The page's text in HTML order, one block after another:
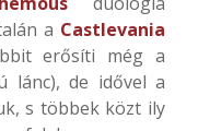
a Castlevania
erősíti még a
lánc), de idővel a
s többek közt ily